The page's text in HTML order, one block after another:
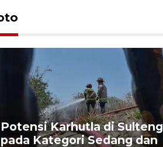
Potensi Karhutla di Sulteng
pada Kategori Sedang dan